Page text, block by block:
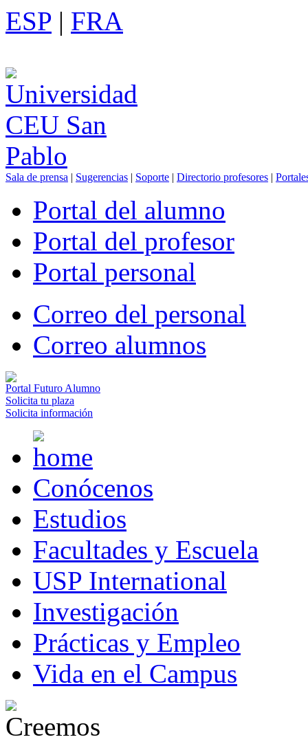
ESP | FRA
Sala de prensa | Sugerencias | Soporte | Directorio profesores |
Portal del alumno
Portal del profesor
Portal personal
Correo del personal
Correo alumnos
Portal Futuro Alumno
Solicita tu plaza
Solicita información
Conócenos
Estudios
Facultades y Escuela
USP International
Investigación
Prácticas y Empleo
Vida en el Campus